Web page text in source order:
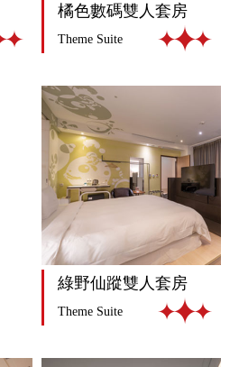
橘色數碼雙人套房
Theme Suite
綠野仙蹤雙人套房
Theme Suite